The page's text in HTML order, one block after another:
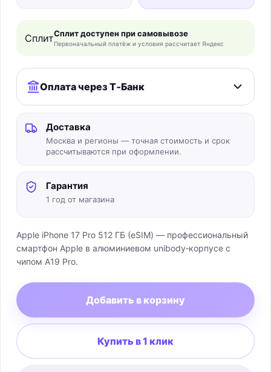
СплитСплит доступен при самовывозе
Первоначальный платёж и условия рассчитает Яндекс
Оплата через Т‑Банк
Доставка
Москва и регионы — точная стоимость и срок
рассчитываются при оформлении.
Гарантия
1 год от магазина
Apple iPhone 17 Pro 512 ГБ (eSIM) — профессиональный
смартфон Apple в алюминиевом unibody‑корпусе с
чипом A19 Pro.
Добавить в корзину
Купить в 1 клик